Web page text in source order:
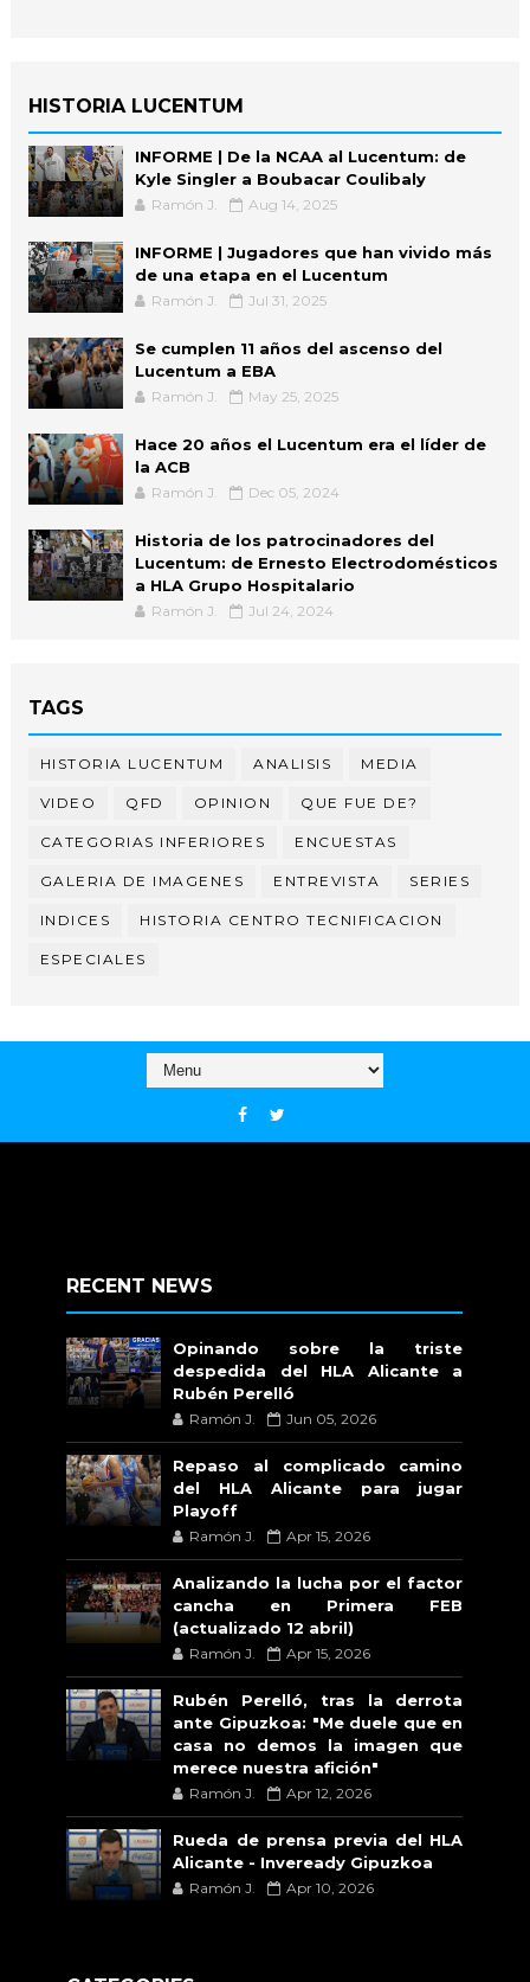
HISTORIA LUCENTUM
INFORME | De la NCAA al Lucentum: de
Kyle Singler a Boubacar Coulibaly
Ramón J. Aug 14, 2025
INFORME | Jugadores que han vivido más
de una etapa en el Lucentum
Ramón J. Jul 31, 2025
Se cumplen 11 años del ascenso del
Lucentum a EBA
Ramón J. May 25, 2025
Hace 20 años el Lucentum era el líder de
la ACB
Ramón J. Dec 05, 2024
Historia de los patrocinadores del
Lucentum: de Ernesto Electrodomésticos
a HLA Grupo Hospitalario
Ramón J. Jul 24, 2024
TAGS
HISTORIA LUCENTUM ANALISIS MEDIA
VIDEO QFD OPINION QUE FUE DE?
CATEGORIAS INFERIORES ENCUESTAS
GALERIA DE IMAGENES ENTREVISTA SERIES
INDICES HISTORIA CENTRO TECNIFICACION
ESPECIALES
RECENT NEWS
Opinando sobre la triste
despedida del HLA Alicante a
Rubén Perelló
Ramón J. Jun 05, 2026
Repaso al complicado camino
del HLA Alicante para jugar
Playoff
Ramón J. Apr 15, 2026
Analizando la lucha por el factor
cancha en Primera FEB
(actualizado 12 abril)
Ramón J. Apr 15, 2026
Rubén Perelló, tras la derrota
ante Gipuzkoa: "Me duele que en
casa no demos la imagen que
merece nuestra afición"
Ramón J. Apr 12, 2026
Rueda de prensa previa del HLA
Alicante - Inveready Gipuzkoa
Ramón J. Apr 10, 2026